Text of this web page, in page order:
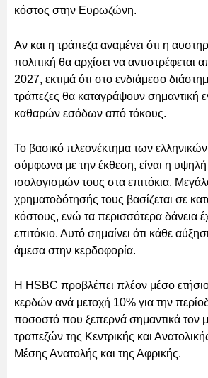
κόστος στην Ευρωζώνη.
Αν και η τράπεζα αναμένει ότι η
πολιτική θα αρχίσει να αντιστρέφεται
2027, εκτιμά ότι στο ενδιάμεσο
τράπεζες θα καταγράψουν σημαντική
καθαρών εσόδων από τόκους.
Το βασικό πλεονέκτημα των
σύμφωνα με την έκθεση, είναι η
ισολογισμών τους στα επιτόκια.
χρηματοδότησής τους βασίζεται σε
κόστους, ενώ τα περισσότερα δάνεια
επιτόκιο. Αυτό σημαίνει ότι κάθε
άμεσα στην κερδοφορία.
Η HSBC προβλέπει πλέον μέσο
κερδών ανά μετοχή 10% για την
ποσοστό που ξεπερνά σημαντικά τον
τραπεζών της Κεντρικής και
Μέσης Ανατολής και της Αφρικής.